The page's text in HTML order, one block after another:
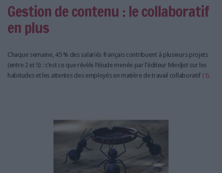
Gestion de contenu : le collaboratif
en plus
Chaque semaine, 45 % des salariés français contribuent à plusieurs projets
(entre 2 et 5) : c’est ce que révèle l’étude menée par l’éditeur Mindjet sur les
habitudes et les attentes des employés en matière de travail collaboratif (1).